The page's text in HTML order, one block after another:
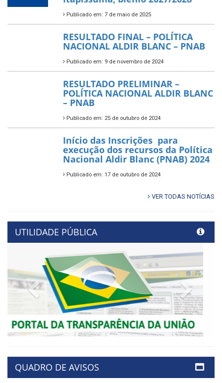
Publicado em: 7 de maio de 2025
RESULTADO FINAL – POLÍTICA
NACIONAL ALDIR BLANC – PNAB
Publicado em: 9 de novembro de 2024
RESULTADO PRELIMINAR –
POLÍTICA NACIONAL ALDIR BLANC
– PNAB
Publicado em: 25 de outubro de 2024
Início das Inscrições para
execução dos recursos da Política
Nacional Aldir Blanc (PNAB) 2024
Publicado em: 17 de outubro de 2024
VER TODAS NOTÍCIAS
UTILIDADE PÚBLICA
Previous
QUADRO DE AVISOS